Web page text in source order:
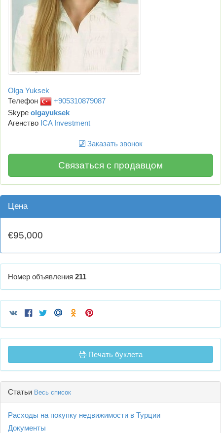
Olga Yuksek
Телефон
+905310879087
Skype olgayuksek
Агенство ICA Investment
Заказать звонок
Связаться с продавцом
Цена
€95,000
Номер объявления 211
Печать буклета
Статьи Весь список
Расходы на покупку недвижимости в Турции
Документы